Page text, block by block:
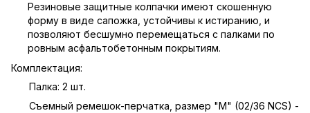
Резиновые защитные колпачки имеют скошенную
форму в виде сапожка, устойчивы к истиранию, и
позволяют бесшумно перемещаться с палками по
ровным асфальтобетонным покрытиям.
Комплектация:
Палка: 2 шт.
Съемный ремешок-перчатка, размер "M" (02/36 NCS) -